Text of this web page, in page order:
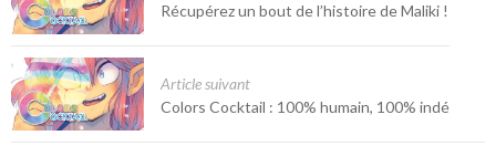
Récupérez un bout de l’histoire de Maliki !
Article suivant
Colors Cocktail : 100% humain, 100% indé